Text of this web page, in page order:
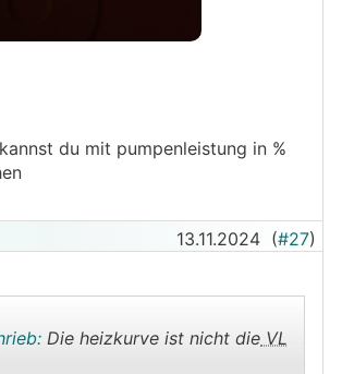
du mit pumpenleistung in %
13.11.2024 (#27)
Die heizkurve ist nicht die VL